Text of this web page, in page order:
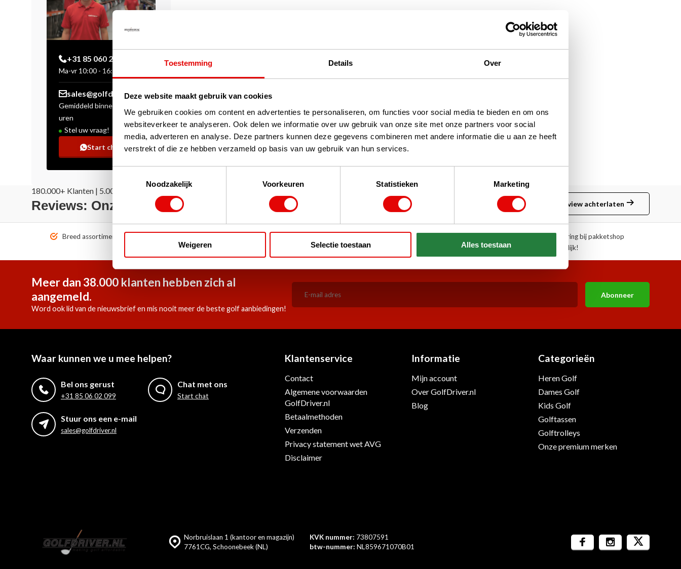
Toestemming Details Over
Deze website maakt gebruik van cookies
We gebruiken cookies om content en advertenties te personaliseren, om functies voor social media te bieden en om ons
websiteverkeer te analyseren. Ook delen we informatie over uw gebruik van onze site met onze partners voor social
media, adverteren en analyse. Deze partners kunnen deze gegevens combineren met andere informatie die u aan ze heeft
verstrekt of die ze hebben verzameld op basis van uw gebruik van hun services.
Toestemmingsselectie
Noodzakelijk
Voorkeuren Statistieken Marketing
Weigeren Selectie toestaan Alles toestaan
+31 85 060 20 99
Ma-vr 10:00 - 16:00 uur
sales@golfdriver.nl
Gemiddeld binnen enkele
uren
Stel uw vraag!
Start chat
180.000+ Klanten | 5.000+ Reviews | Trusted Shops, TrustPilot, Google
Reviews: Onze klanten aan het woord Review achterlaten
Breed assortiment A-merken!
Vóór 15:00 besteld, zelfde werkdag
Doorlopend scherpe aanbiedingen!
Afhalen of aflevering bij pakketshop
mogelijk!
Meer dan 38.000 klanten hebben zich al
aangemeld.
Word ook lid van de nieuwsbrief en mis nooit meer de beste golf aanbiedingen!
Abonneer
Waar kunnen we u mee helpen?
Bel ons gerust
+31 85 06 02 099
Chat met ons
Start chat
Stuur ons een e-mail
sales@golfdriver.nl
Klantenservice
Contact
Algemene voorwaarden
GolfDriver.nl
Betaalmethoden
Verzenden
Privacy statement wet AVG
Disclaimer
Informatie
Mijn account
Over GolfDriver.nl
Blog
Categorieën
Heren Golf
Dames Golf
Kids Golf
Golftassen
Golftrolleys
Onze premium merken
Norbruislaan 1 (kantoor en magazijn)
7761CG, Schoonebeek (NL)
KVK nummer: 73807591
btw-nummer: NL859671070B01